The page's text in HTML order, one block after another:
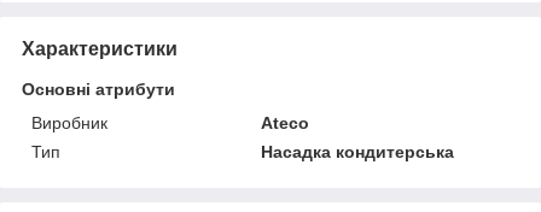
Характеристики
Основні атрибути
Виробник
Ateco
Тип
Насадка кондитерська